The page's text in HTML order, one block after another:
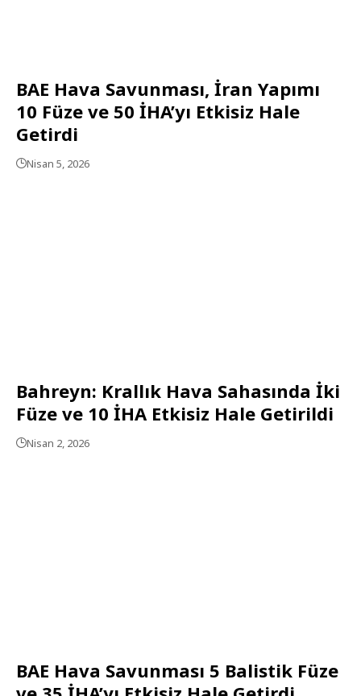
BAE Hava Savunması, İran Yapımı
10 Füze ve 50 İHA’yı Etkisiz Hale
Getirdi
Nisan 5, 2026
Bahreyn: Krallık Hava Sahasında İki
Füze ve 10 İHA Etkisiz Hale Getirildi
Nisan 2, 2026
BAE Hava Savunması 5 Balistik Füze